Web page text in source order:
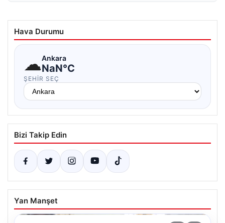
Hava Durumu
☁Ankara
NaN°C
ŞEHIR SEÇ
Bizi Takip Edin
Yan Manşet